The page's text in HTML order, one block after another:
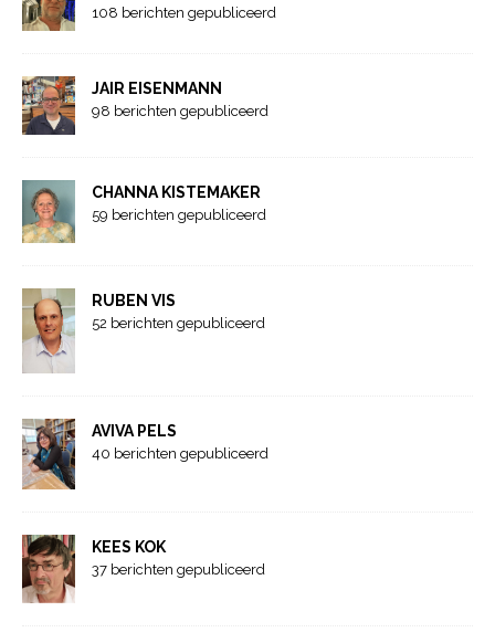
108 berichten gepubliceerd
JAIR EISENMANN
98 berichten gepubliceerd
CHANNA KISTEMAKER
59 berichten gepubliceerd
RUBEN VIS
52 berichten gepubliceerd
AVIVA PELS
40 berichten gepubliceerd
KEES KOK
37 berichten gepubliceerd